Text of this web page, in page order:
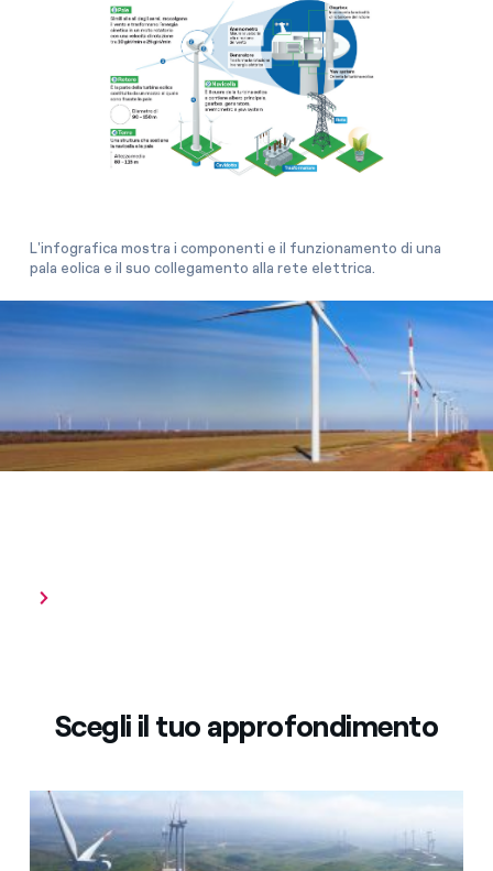
L'infografica mostra i componenti e il funzionamento di una
pala eolica e il suo collegamento alla rete elettrica.
Scegli il tuo approfondimento